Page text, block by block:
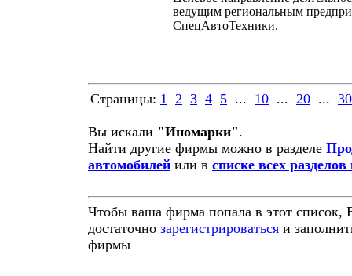
ведущим региональным
СпецАвтоТехники.
Страницы: 1 2 3 4 5 ... 10 ... 20 ... 30
Вы искали "Иномарки".
Найти другие фирмы можно в разделе
автомобилей или в списке всех разделов
Чтобы ваша фирма попала в этот список,
достаточно зарегистрироваться и
фирмы